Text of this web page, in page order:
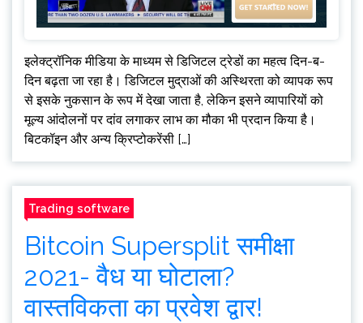
इलेक्ट्रॉनिक मीडिया के माध्यम से डिजिटल ट्रेडों का महत्व दिन-ब-
दिन बढ़ता जा रहा है। डिजिटल मुद्राओं की अस्थिरता को व्यापक रूप
से इसके नुकसान के रूप में देखा जाता है, लेकिन इसने व्यापारियों को
मूल्य आंदोलनों पर दांव लगाकर लाभ का मौका भी प्रदान किया है।
बिटकॉइन और अन्य क्रिप्टोकरेंसी […]
Trading software
Bitcoin Supersplit समीक्षा
2021- वैध या घोटाला?
वास्तविकता का प्रवेश द्वार!